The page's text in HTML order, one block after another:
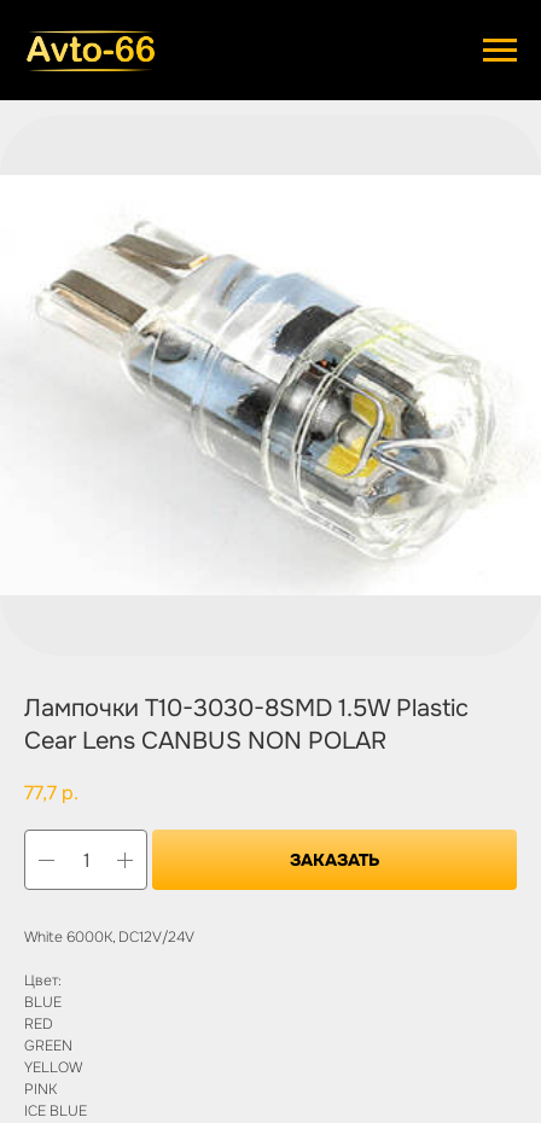
Лампочки T10-3030-8SMD 1.5W Plastic
Cear Lens CANBUS NON POLAR
77,7 р.
ЗАКАЗАТЬ
White 6000K, DC12V/24V
Цвет:
BLUE
RED
GREEN
YELLOW
PINK
ICE BLUE